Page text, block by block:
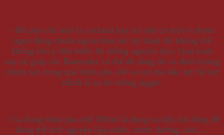
– Để pha chế một ly cocktail hay trà sữa có mùi vị thơm
ngon đúng chuẩn ngoài thao tác kỹ thuật thì không thể
không chú ý đến bước đo lường nguyên liệu. Quá trình
này sẽ giúp các Bartender có thể dễ dàng đo và định lượng
chính xác trong quá trình pha chế và trợ thủ đắc lực hỗ trợ
chính là ca đo lường jigger.
– Ca đong nhựa pha chế 500ml là dụng cụ tiện ích dùng để
đong thể tích nguyên liệu nước, nước đường, siro,…